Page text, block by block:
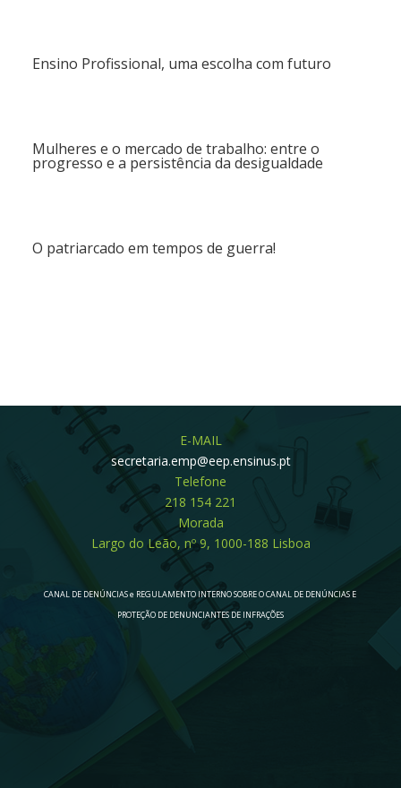
Ensino Profissional, uma escolha com futuro
Mulheres e o mercado de trabalho: entre o
progresso e a persistência da desigualdade
O patriarcado em tempos de guerra!
E-MAIL
secretaria.emp@eep.ensinus.pt
Telefone
218 154 221
Morada
Largo do Leão, nº 9, 1000-188 Lisboa
CANAL DE DENÚNCIAS e REGULAMENTO INTERNO SOBRE O CANAL DE DENÚNCIAS E
PROTEÇÃO DE DENUNCIANTES DE INFRAÇÕES